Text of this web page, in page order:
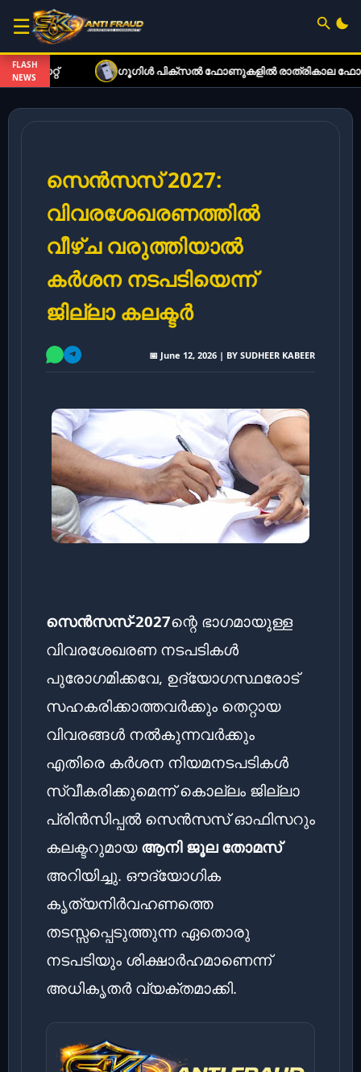
☰
FLASH
NEWS
ഗൂഗിൾ പിക്സൽ ഫോണുകളിൽ രാത്രികാല ഫോട്ടോഗ്രാഫി
സെൻസസ് 2027:
വിവരശേഖരണത്തിൽ
വീഴ്ച വരുത്തിയാൽ
കർശന നടപടിയെന്ന്
ജില്ലാ കലക്ടർ
📅 June 12, 2026 | BY SUDHEER KABEER
സെൻസസ്-2027ന്റെ ഭാഗമായുള്ള
വിവരശേഖരണ നടപടികൾ
പുരോഗമിക്കവേ, ഉദ്യോഗസ്ഥരോട്
സഹകരിക്കാത്തവർക്കും തെറ്റായ
വിവരങ്ങൾ നൽകുന്നവർക്കും
എതിരെ കർശന നിയമനടപടികൾ
സ്വീകരിക്കുമെന്ന് കൊല്ലം ജില്ലാ
പ്രിൻസിപ്പൽ സെൻസസ് ഓഫിസറും
കലക്ടറുമായ ആനി ജൂല തോമസ്
അറിയിച്ചു. ഔദ്യോഗിക
കൃത്യനിർവഹണത്തെ
തടസ്സപ്പെടുത്തുന്ന ഏതൊരു
നടപടിയും ശിക്ഷാർഹമാണെന്ന്
അധികൃതർ വ്യക്തമാക്കി.